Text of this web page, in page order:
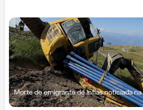
Morte de emigrante de Infias noticiada na